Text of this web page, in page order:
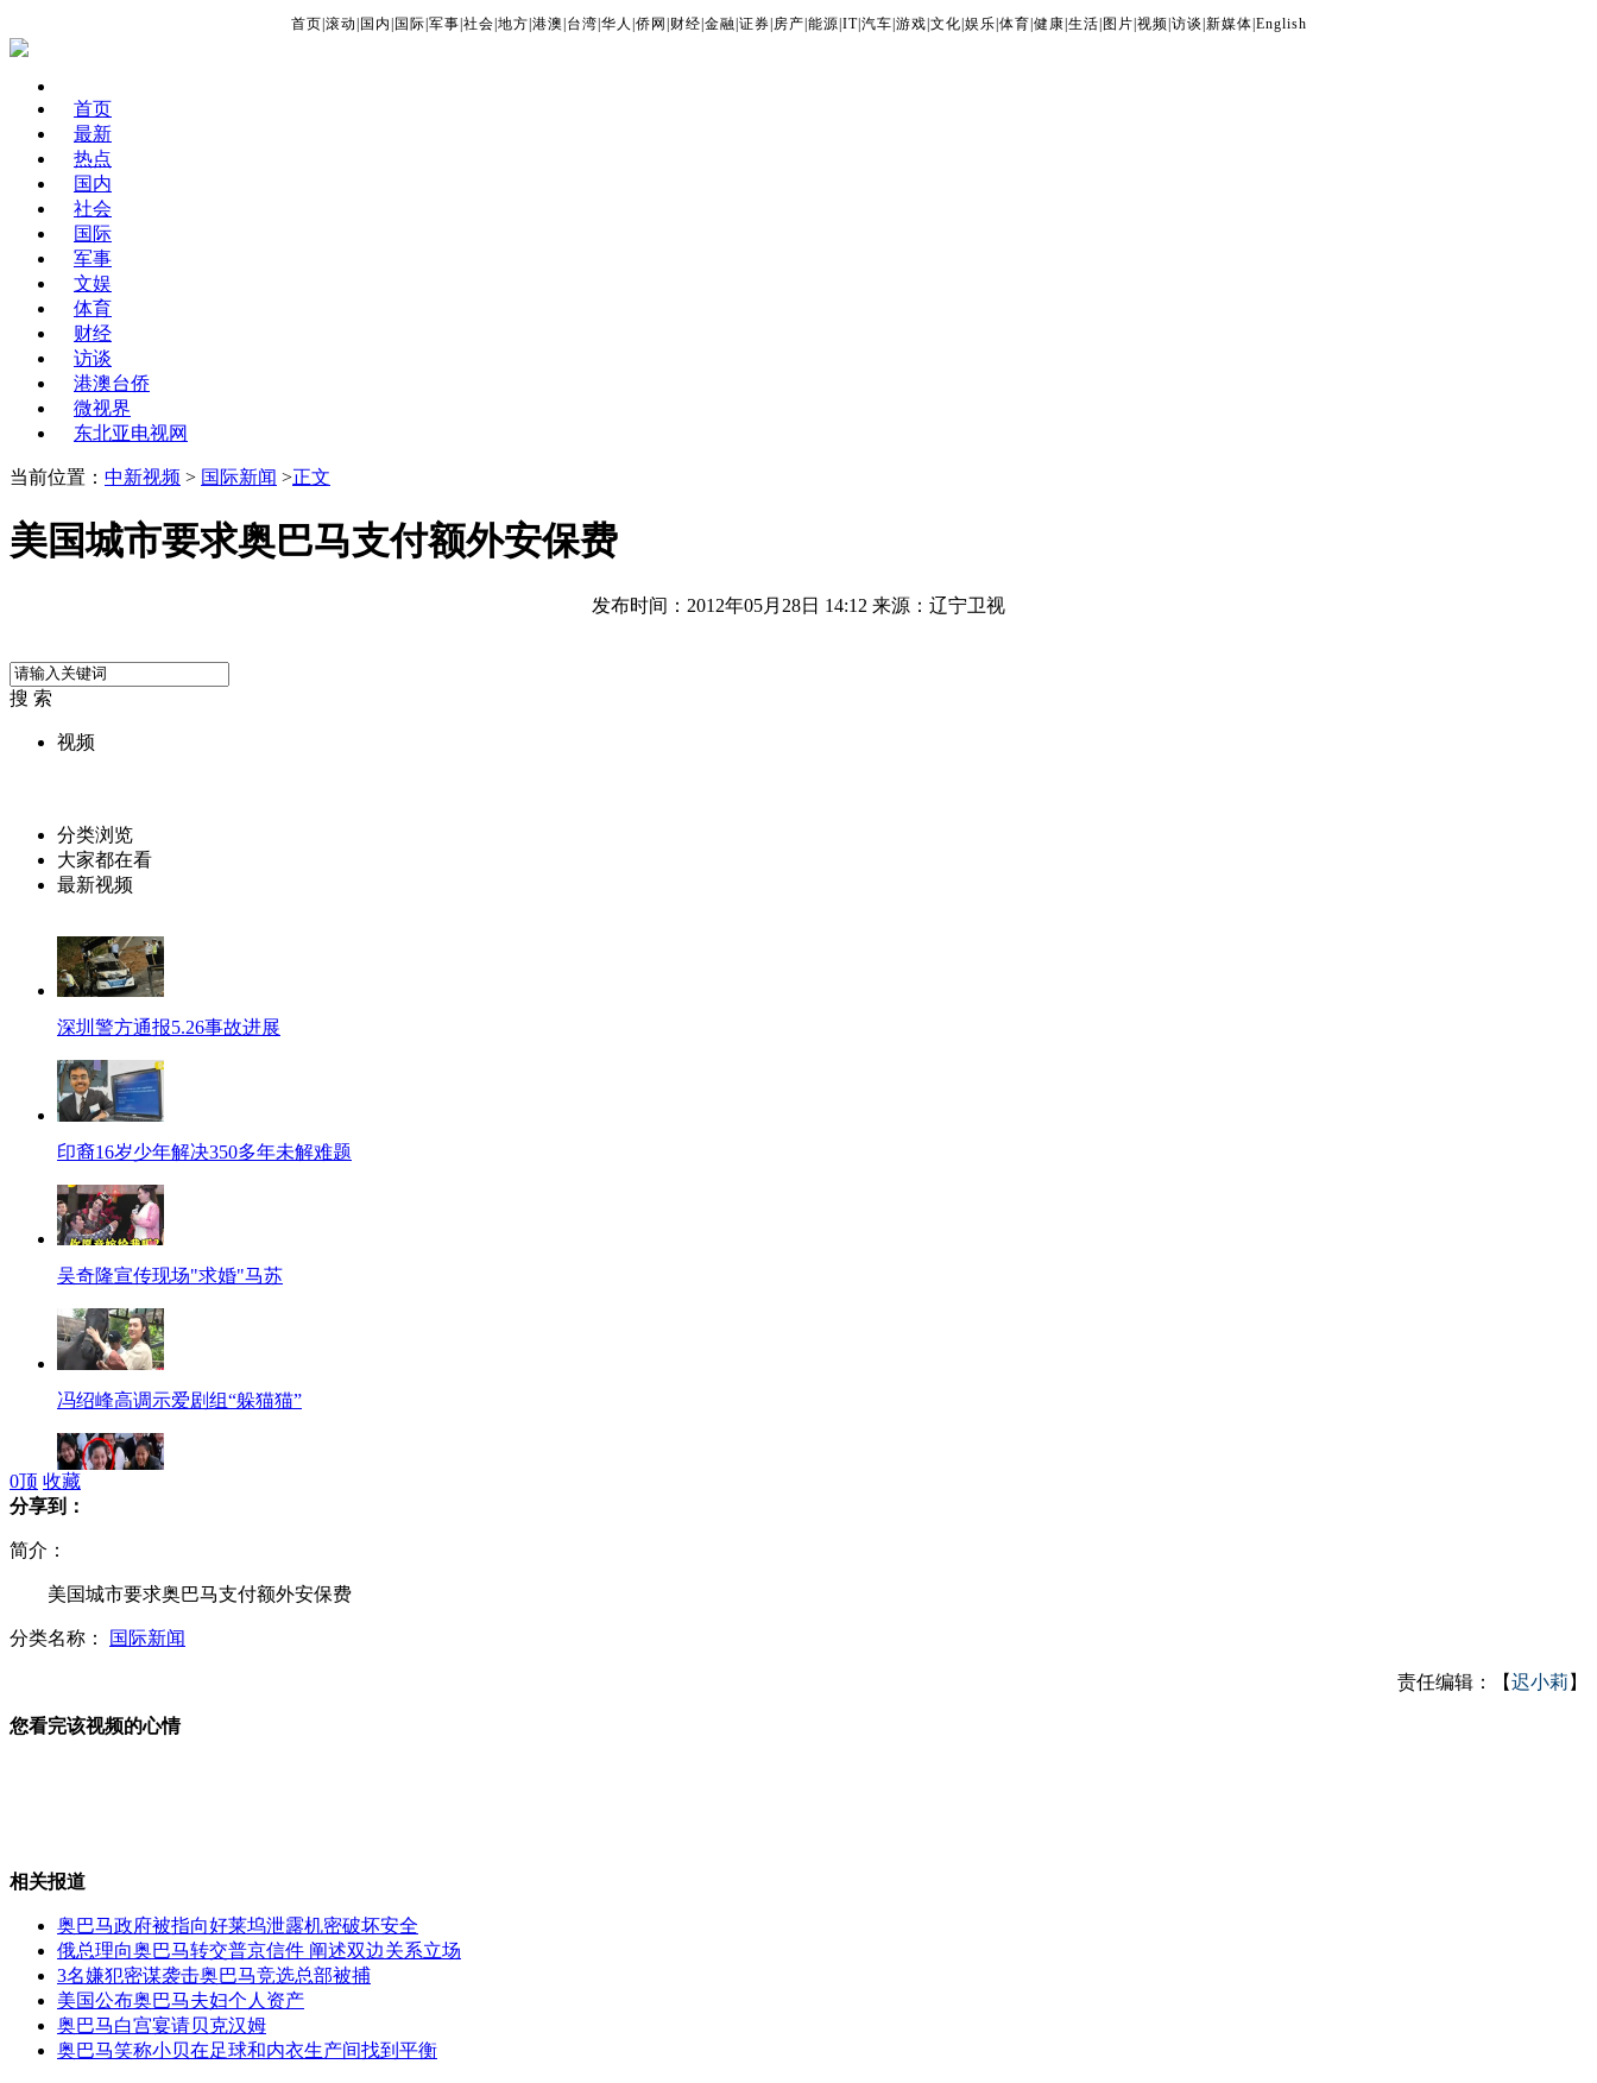
首页 滚动 国内 国际 军事 社会 地方 港澳 台湾 华人 侨网 财经 金融 证券 房产 能源 IT| 汽车 游戏 文化 娱乐 体育 健康 生活 图片 视频 访谈 新媒体 English
首页
最新
热点
国内
社会
国际
军事
文娱
体育
财经
访谈
港澳台侨
微视界
东北亚电视网
当前位置： 中新视频 > 国际新闻 >正文
美国城市要求奥巴马支付额外安保费
发布时间：2012年05月28日 14:12 来源：辽宁卫视
搜 索
视频
分类浏览
大家都在看
最新视频
深圳警方通报5.26事故进展
印裔16岁少年解决350多年未解难题
吴奇隆宣传现场"求婚"马苏
冯绍峰高调示爱剧组“躲猫猫”
疯狂过山车 视网膜脱落险致盲
唐山发生4.8级地震 当地震感强烈
唐山10点22分发生4.8级地震
0顶 收藏
分享到：
简介：
美国城市要求奥巴马支付额外安保费
分类名称： 国际新闻
责任编辑：【迟小莉 】
您看完该视频的心情
相关报道
奥巴马政府被指向好莱坞泄露机密破坏安全
俄总理向奥巴马转交普京信件 阐述双边关系立场
3名嫌犯密谋袭击奥巴马竞选总部被捕
美国公布奥巴马夫妇个人资产
奥巴马白宫宴请贝克汉姆
奥巴马笑称小贝在足球和内衣生产间找到平衡